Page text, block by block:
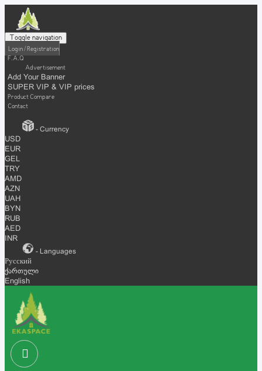
Toggle navigation
Login / Registration
F.A.Q
Advertisement
Add Your Banner
SUPER VIP & VIP prices
Product Compare
Contact
- Currency
USD
EUR
GEL
TRY
AMD
AZN
UAH
BYN
RUB
AED
INR
- Languages
Русский
ქართული
English